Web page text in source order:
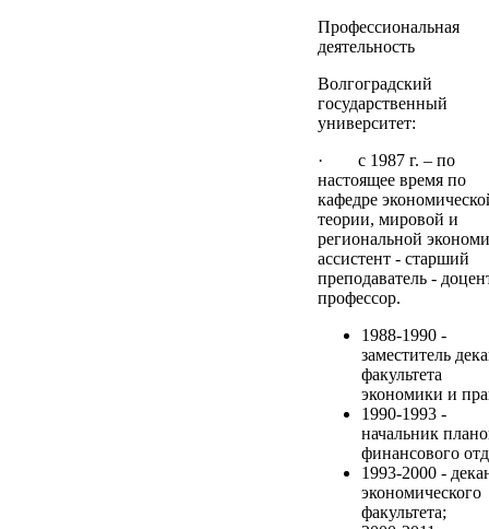
Профессиональная
деятельность
Волгоградский
государственный
университет:
· с 1987 г. – по
настоящее время по
кафедре
теории, мировой и
региональной
ассистент - старший
преподаватель -
профессор.
1988-1990 -
заместитель
факультета
экономики и
1990-1993 -
начальник
финансового
1993-2000 -
экономического
факультета;